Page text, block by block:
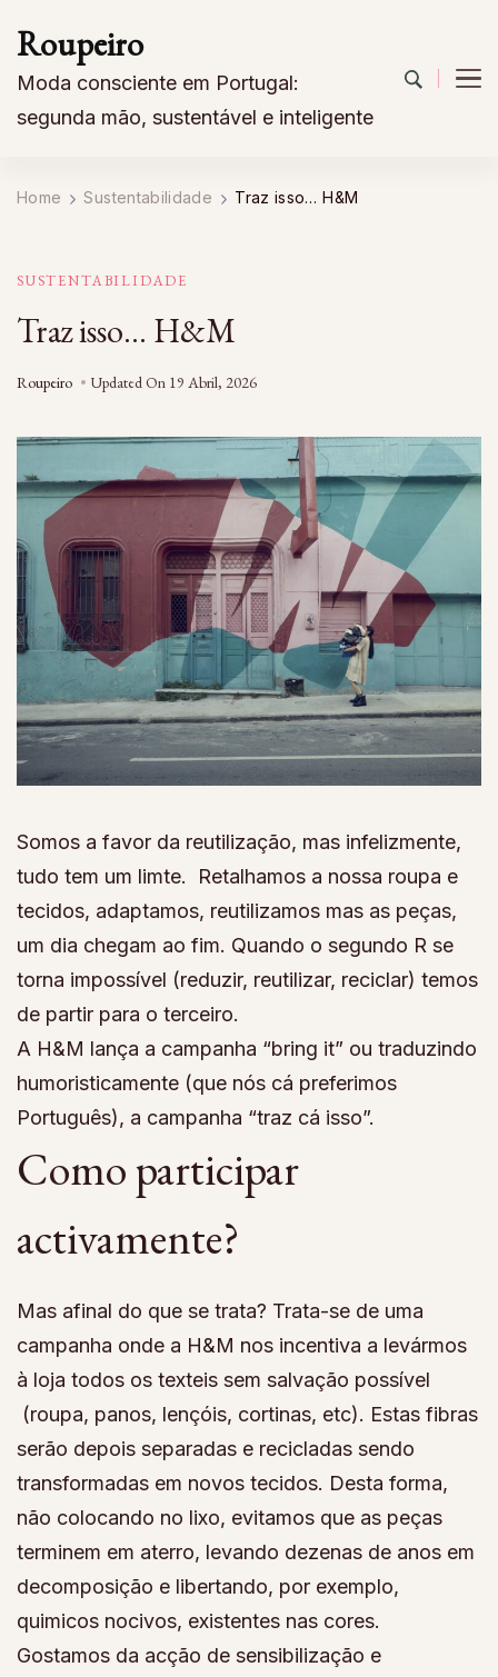
Roupeiro
Moda consciente em Portugal:
segunda mão, sustentável e inteligente
Home Sustentabilidade Traz isso… H&M
SUSTENTABILIDADE
Traz isso… H&M
Roupeiro Updated On 19 Abril, 2026
Somos a favor da reutilização, mas infelizmente,
tudo tem um limte. Retalhamos a nossa roupa e
tecidos, adaptamos, reutilizamos mas as peças,
um dia chegam ao fim. Quando o segundo R se
torna impossível (reduzir, reutilizar, reciclar) temos
de partir para o terceiro.
A H&M lança a campanha “bring it” ou traduzindo
humoristicamente (que nós cá preferimos
Português), a campanha “traz cá isso”.
Como participar
activamente?
Mas afinal do que se trata? Trata-se de uma
campanha onde a H&M nos incentiva a levármos
à loja todos os texteis sem salvação possível
(roupa, panos, lençóis, cortinas, etc). Estas fibras
serão depois separadas e recicladas sendo
transformadas em novos tecidos. Desta forma,
não colocando no lixo, evitamos que as peças
terminem em aterro, levando dezenas de anos em
decomposição e libertando, por exemplo,
quimicos nocivos, existentes nas cores.
Gostamos da acção de sensibilização e